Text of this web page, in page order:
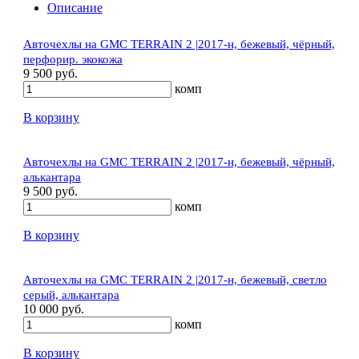
Описание
Авточехлы на GMC TERRAIN 2 |2017-н, бежевый, чёрный,
перфорир. экокожа
9 500 руб.
комп
В корзину
Авточехлы на GMC TERRAIN 2 |2017-н, бежевый, чёрный,
алькантара
9 500 руб.
комп
В корзину
Авточехлы на GMC TERRAIN 2 |2017-н, бежевый, светло
серый, алькантара
10 000 руб.
комп
В корзину